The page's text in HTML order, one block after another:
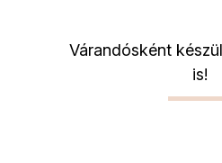
Várandósként
is!